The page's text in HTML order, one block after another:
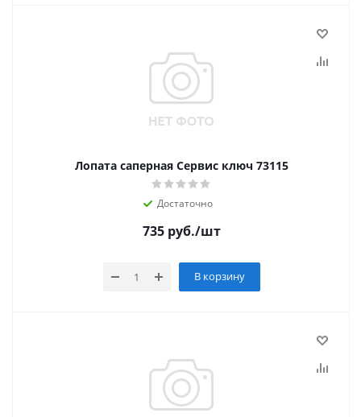
Лопата саперная Сервис ключ 73115
Достаточно
735руб./шт
В корзину